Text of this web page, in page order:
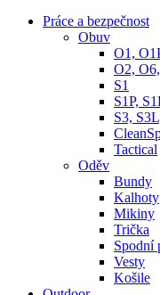
Práce a bezpečnost
Obuv
O1,
O2,
S1
S1P,
S3,
Tactical
Oděv
Bundy
Kalhoty
Mikiny
Trička
Spodní
Vesty
Košile